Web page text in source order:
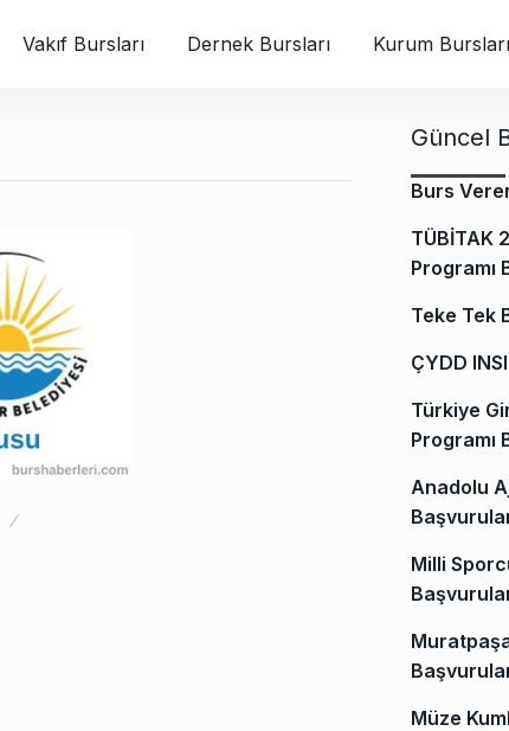
Vakıf Bursları Dernek Bursları Kurum Bursları
Güncel
Burs
TÜBİTAK
Programı
Teke Tek
ÇYDD
Türkiye
Programı
Anadolu
Milli
Müze